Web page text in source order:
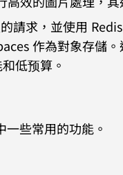
請求，並使用
作為對象存儲
低预算。
些常用的功能。